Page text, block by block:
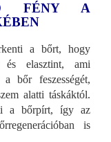
FÉNY A
a bőrt, hogy
és elasztint, ami
bőr feszességét,
alatti táskáktól.
a bőrpírt, így az
is